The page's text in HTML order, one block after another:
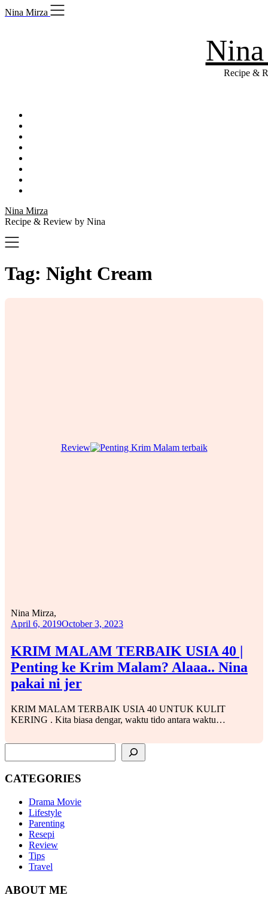
Skip
to
Nina Mirza
Recipe &
Nina Mirza
Recipe & Review by Nina
Tag: Night Cream
Review
KRIM MALAM TERBAIK USIA 40 |
Penting ke Krim Malam? Alaaa.. Nina
pakai ni jer
Nina Mirza,
April 6, 2019October 3, 2023
KRIM MALAM TERBAIK USIA 40 UNTUK KULIT
KERING . Kita biasa dengar, waktu tido antara waktu…
CATEGORIES
Drama Movie
Lifestyle
Parenting
Resepi
Review
Tips
Travel
ABOUT ME